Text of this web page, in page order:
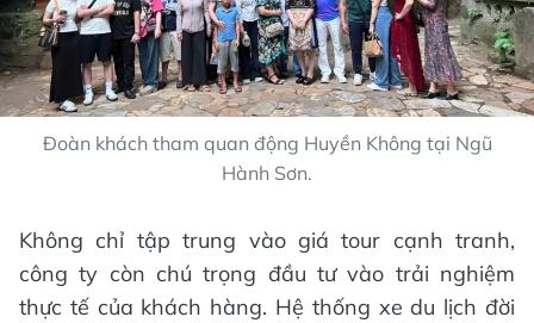
Đoàn khách tham quan động Huyền Không tại Ngũ
Hành Sơn.
Không chỉ tập trung vào giá tour cạnh tranh,
công ty còn chú trọng đầu tư vào trải nghiệm
thực tế của khách hàng. Hệ thống xe du lịch đời